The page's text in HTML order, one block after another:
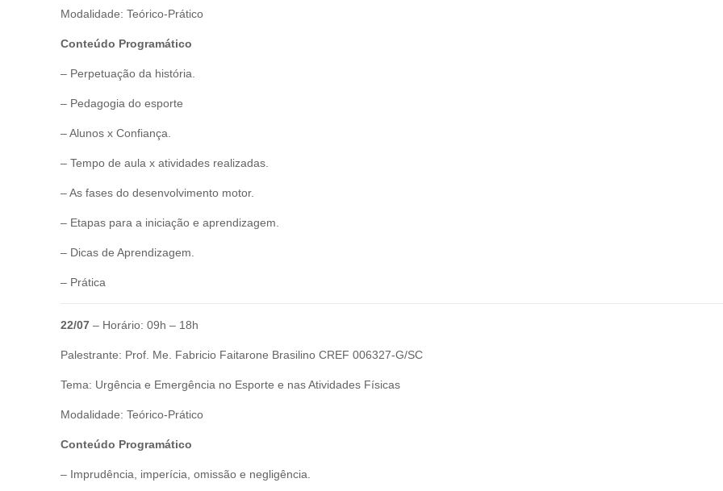
Modalidade: Teórico-Prático
Conteúdo Programático
– Perpetuação da história.
– Pedagogia do esporte
– Alunos x Confiança.
– Tempo de aula x atividades realizadas.
– As fases do desenvolvimento motor.
– Etapas para a iniciação e aprendizagem.
– Dicas de Aprendizagem.
– Prática
22/07– Horário: 09h – 18h
Palestrante: Prof. Me. Fabricio Faitarone Brasilino CREF 006327-G/SC
Tema: Urgência e Emergência no Esporte e nas Atividades Físicas
Modalidade: Teórico-Prático
Conteúdo Programático
– Imprudência, imperícia, omissão e negligência.